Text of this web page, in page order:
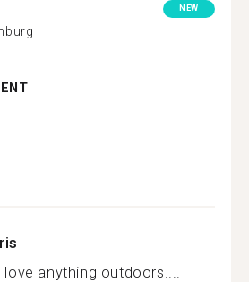
NEW
love anything outdoors....